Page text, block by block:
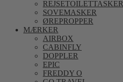
REJSETOILETTASKER
SOVEMASKER
ØREPROPPER
MÆRKER
AIRBOX
CABINFLY
DOPPLER
EPIC
FREDDY O